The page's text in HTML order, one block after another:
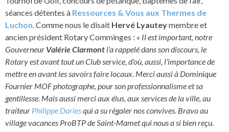
séances détentes à Ressources & Vous aux Thermes de
Luchon. Comme nous le disait Hervé Lyauteymembre et
ancien président Rotary Comminges : « Il est important, notre
Gouverneur Valérie Clarmont l’a rappelé dans son discours, le
Rotary est avant tout un Club service, d’où, aussi, l’importance de
mettre en avant les savoirs faire locaux. Merci aussi à Dominique
Fournier MOF photographe, pour son professionnalisme et sa
gentillesse. Mais aussi merci aux élus, aux services de la ville, au
traiteur Philippe Dariesqui a su régaler nos convives. Bravo au
village vacances ProBTP de Saint-Mamet qui nous a si bien reçu.